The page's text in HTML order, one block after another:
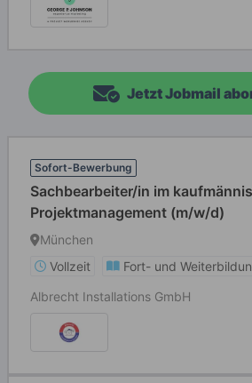
Jetzt Jobmail
Sofort-Bewerbung
Sachbearbeiter/in im
Projektmanagement (m/w/d)
München
Vollzeit
Fort- und
Albrecht Installations GmbH